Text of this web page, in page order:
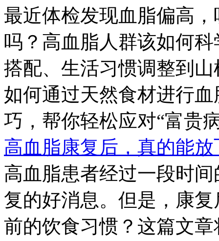
最近体检发现血脂偏高
吗？高血脂人群该如何
搭配、生活习惯调整到
如何通过天然食材进行
巧，帮你轻松应对“富贵
高血脂康复后，真的能
高血脂患者经过一段时
复的好消息。但是，康
前的饮食习惯？这篇文